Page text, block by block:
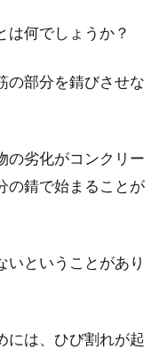
は何でしょうか？
の部分を錆びさせな
の劣化がコンクリー
の錆で始まることが
いということがあり
には、ひび割れが起